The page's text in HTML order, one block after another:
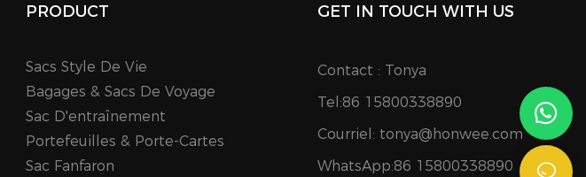
PRODUCT
Sacs Style De Vie
Bagages & Sacs De Voyage
Sac D'entraînement
Portefeuilles & Porte-Cartes
Sac Fanfaron
GET IN TOUCH WITH US
Contact : Tonya
Tel:86 15800338890
Courriel: tonya@honwee.com
WhatsApp:86 15800338890